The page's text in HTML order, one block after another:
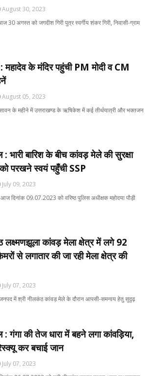
August 30, 2023
30 अगस्त को जगदीश गिरी पुत्र स्वर्गीय शंकर गिरी, निवासी-ग्राम
महादेव के मंदिर पहुंची PM मोदी व CM
August 05, 2023
के महीने में उत्तराखण्ड के ऋषिकेश में कई तीर्थयात्री और भक्तजन
: भारी बारिश के बीच कांवड़ मेले की सुरक्षा
परखने स्वयं पहुँची SSP
July 09, 2023
दिनांक 09.07.2023 को वरिष्ठ पुलिस अधीक्षक महोदया पौड़ी
लक्ष्मणझूला कांवड़ मेला क्षेत्र में लगे 92
से लगातार की जा रही मेला क्षेत्र की
July 07, 2023
में श्री नीलकंठ कांवड़ मेले के दौरान आपसी-समन्वय हेतु सुदृढ़
: गंगा की तेज धारा में बहने लगा कांवड़िया,
कर बचाई जान
July 07, 2023